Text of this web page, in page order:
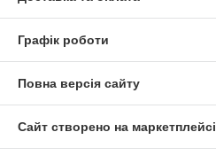
Графік роботи
Повна версія сайту
Сайт створено на маркетплейсі